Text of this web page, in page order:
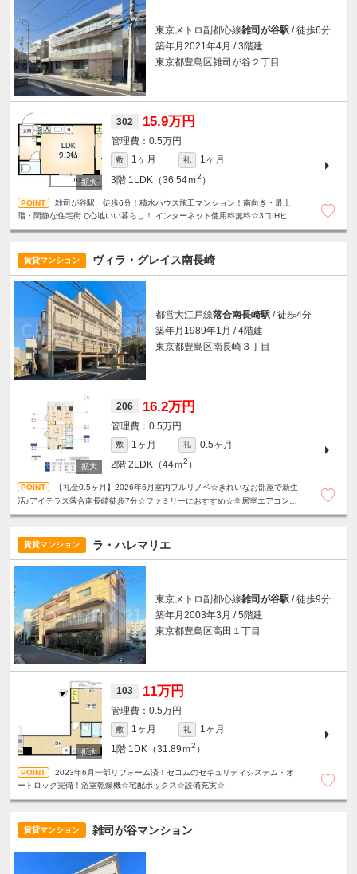
東京メトロ副都心線雑司が谷駅 / 徒歩6分
築年月2021年4月 / 3階建
東京都豊島区雑司が谷２丁目
302 15.9万円
0.5万円
敷 1ヶ月 礼
1ヶ月
3階 1LDK（36.54ｍ2 ）
雑司が谷駅、徒歩6分！積水ハウス施工マンション！南向き・最上
階・閑静な住宅街で心地いい暮らし！ インターネット使用料無料☆3口IHヒー
賃貸マンション ヴィラ・グレイス南長崎
都営大江戸線落合南長崎駅 / 徒歩4分
築年月1989年1月 / 4階建
東京都豊島区南長崎３丁目
206 16.2万円
0.5万円
敷 1ヶ月 礼
0.5ヶ月
2階 2LDK（44ｍ2 ）
【礼金0.5ヶ月】2026年6月室内フルリノベ☆きれいなお部屋で新生
活♪アイテラス落合南長崎徒歩7分☆ファミリーにおすすめ☆全居室エアコン付
賃貸マンション ラ・ハレマリエ
東京メトロ副都心線雑司が谷駅 / 徒歩9分
築年月2003年3月 / 5階建
東京都豊島区高田１丁目
103 11万円
0.5万円
敷 1ヶ月 礼
1ヶ月
1階 1DK（31.89ｍ2 ）
2023年6月一部リフォーム済！セコムのセキュリティシステム・オ
ートロック完備！浴室乾燥機☆宅配ボックス☆設備充実☆
賃貸マンション 雑司が谷マンション